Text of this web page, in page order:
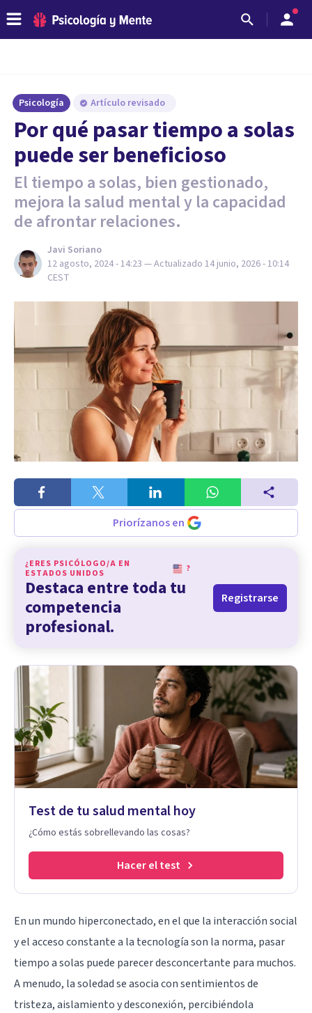
Psicología Artículo revisado
Por qué pasar tiempo a solas
puede ser beneficioso
El tiempo a solas, bien gestionado,
mejora la salud mental y la capacidad
de afrontar relaciones.
Javi Soriano
12 agosto, 2024 - 14:23 — Actualizado 14 junio, 2026 - 10:14
CEST
Priorízanos en
¿ERES PSICÓLOGO/A EN
ESTADOS UNIDOS
?
Destaca entre toda tu
competencia
profesional.
Registrarse
Test de tu salud mental hoy
¿Cómo estás sobrellevando las cosas?
Hacer el test
En un mundo hiperconectado, en el que la interacción social
y el acceso constante a la tecnología son la norma, pasar
tiempo a solas puede parecer desconcertante para muchos.
A menudo, la soledad se asocia con sentimientos de
tristeza, aislamiento y desconexión, percibiéndola